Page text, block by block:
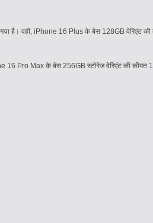
है। वहीं, iPhone 16 Plus के बेस 128GB वेरिएंट
Pro Max के बेस 256GB स्टोरेज वेरिएंट की कीमत